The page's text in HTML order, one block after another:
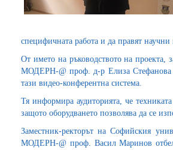
специфичната работа и да правят научни
От името на ръководството на проекта,
МОДЕРН-@ проф. д-р Елиза Стефанова
тази видео-конферентна система.
Тя информира аудиторията, че
защото оборудването позволява да се
Заместник-ректорът на Софийския
МОДЕРН-@ проф. Васил Маринов